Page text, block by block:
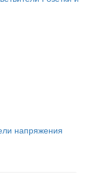
напряжения